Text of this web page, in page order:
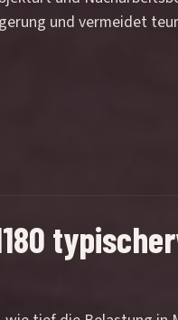
und vermeidet